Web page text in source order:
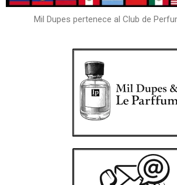
Mil Dupes pertenece al Club de